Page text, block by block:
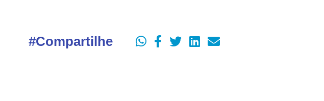
#Compartilhe